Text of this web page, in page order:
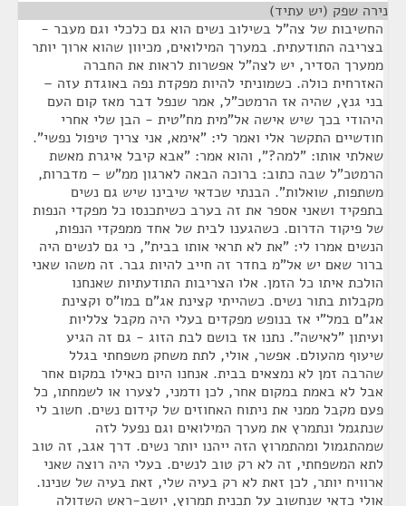
נירה שפק (יש עתיד)
החשיבות של צה"ל בשילוב נשים הוא גם כלכלי וגם מעבר -
בצריבה התודעתית. במערך המילואים, מכיוון שהוא ארוך יותר
ממערך הסדיר, יש לצה"ל אפשרות לראות את החברה
האזרחית כולה. כשמוניתי להיות מפקדת נפה באוגדת עזה –
בני גנץ, שהיה אז הרמטכ"ל, אמר שנפל דבר מאז קום העם
היהודי בכך שיש אישה אל"מית מח"טית - הבן שלי אחרי
חודשיים התקשר אלי ואמר לי: "אימא, אני צריך טיפול נפשי".
שאלתי אותו: "למה?", והוא אמר: "אבא קיבל איגרת מאשת
הרמטכ"ל שבה כתוב: ברוכה הבאה לארגון ממ"ש – מדברות,
משתפות, שואלות". הבנתי שכדאי שיבינו שיש גם נשים
בתפקיד ושאני אספר את זה בערב כשיתכנסו כל מפקדי הנפות
של פיקוד הדרום. כשהגענו לבית של אחד ממפקדי הנפות,
הנשים אמרו לי: "את לא תראי אותו בבית", כי גם לנשים היה
ברור שאם יש אל"מ בחדר זה חייב להיות גבר. זה משהו שאני
הולכת איתו כל הזמן. אלו הצריבות התודעתיות שאנחנו
מקבלות בתור נשים. כשהייתי קצינת אג"ם במו"ס וקצינת
אג"ם במל"י אז בנופש מפקדים בעלי היה מקבל צלליות
ועיתון "לאישה". נתנו אז בושם לבת הזוג - גם זה הגיע
שיעוף מהעולם. אפשר, אולי, לתת משחק משפחתי בגלל
שהרבה זמן לא נמצאים בבית. אנחנו היום כאילו במקום אחר
אבל לא באמת במקום אחר, לכן ודמני, לצערו או לשמחתו, כל
פעם מקבל ממני את ניתוח האחוזים של קידום נשים. חשוב לי
שנתגמל ונתמרץ את מערך המילואים וגם נפעל לזה
שמהתגמול ומהתמרוץ הזה ייהנו יותר נשים. דרך אגב, זה טוב
לתא המשפחתי, זה לא רק טוב לנשים. בעלי היה רוצה שאני
ארוויח יותר, לכן זאת לא רק בעיה שלי, זאת בעיה של שנינו.
אולי כדאי שנחשוב על תכנית תמרוץ, יושב-ראש השדולה